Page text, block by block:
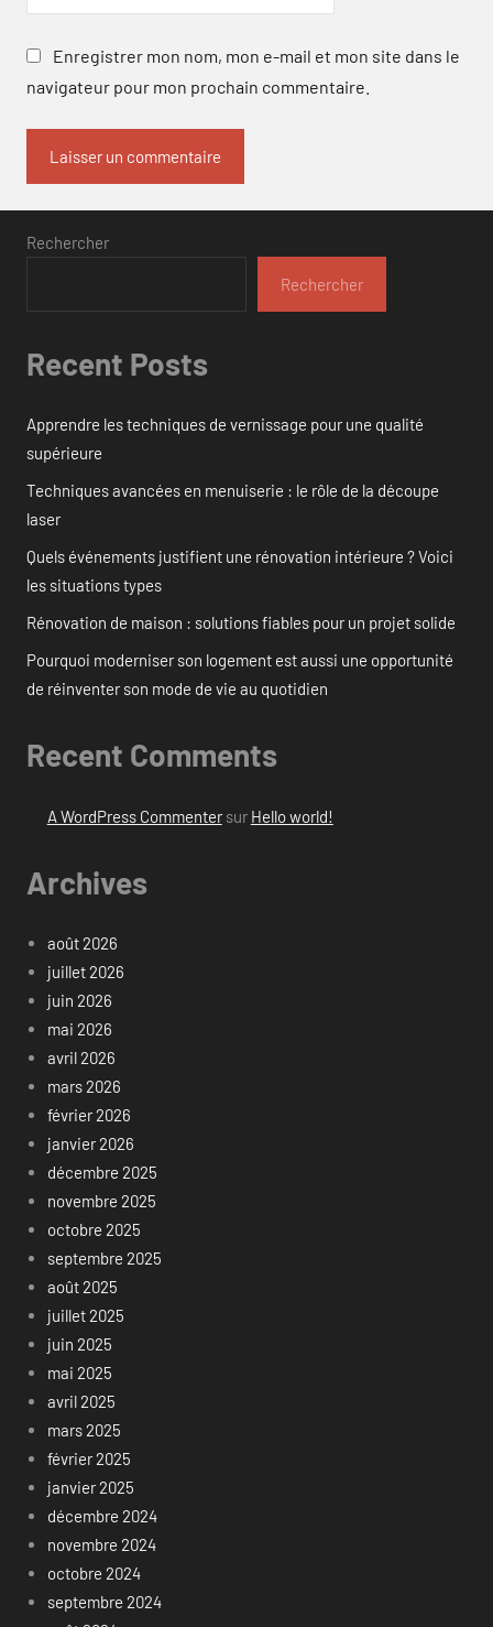
Enregistrer mon nom, mon e-mail et mon site dans le
navigateur pour mon prochain commentaire.
Rechercher
Rechercher
Recent Posts
Apprendre les techniques de vernissage pour une qualité
supérieure
Techniques avancées en menuiserie : le rôle de la découpe
laser
Quels événements justifient une rénovation intérieure ? Voici
les situations types
Rénovation de maison : solutions fiables pour un projet solide
Pourquoi moderniser son logement est aussi une opportunité
de réinventer son mode de vie au quotidien
Recent Comments
A WordPress Commentersur Hello world!
Archives
août 2026
juillet 2026
juin 2026
mai 2026
avril 2026
mars 2026
février 2026
janvier 2026
décembre 2025
novembre 2025
octobre 2025
septembre 2025
août 2025
juillet 2025
juin 2025
mai 2025
avril 2025
mars 2025
février 2025
janvier 2025
décembre 2024
novembre 2024
octobre 2024
septembre 2024